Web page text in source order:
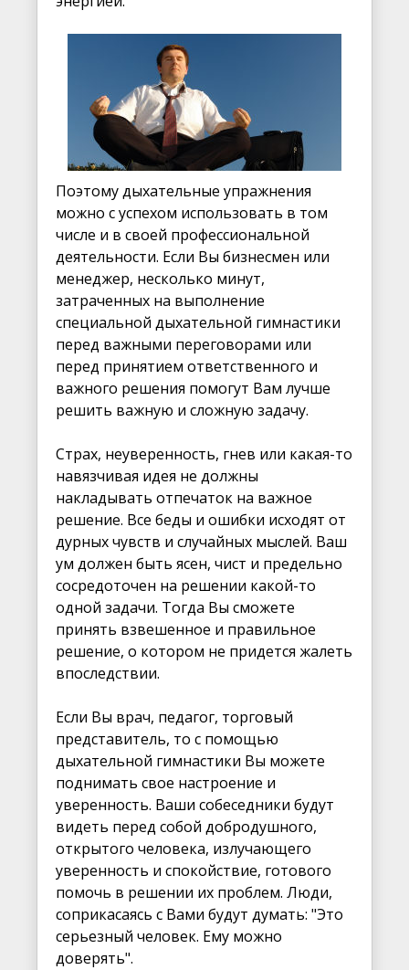
Поэтому дыхательные упражнения
можно с успехом использовать в том
числе и в своей профессиональной
деятельности. Если Вы бизнесмен или
менеджер, несколько минут,
затраченных на выполнение
специальной дыхательной гимнастики
перед важными переговорами или
перед принятием ответственного и
важного решения помогут Вам лучше
решить важную и сложную задачу.
Страх, неуверенность, гнев или какая-то
навязчивая идея не должны
накладывать отпечаток на важное
решение. Все беды и ошибки исходят от
дурных чувств и случайных мыслей. Ваш
ум должен быть ясен, чист и предельно
сосредоточен на решении какой-то
одной задачи. Тогда Вы сможете
принять взвешенное и правильное
решение, о котором не придется жалеть
впоследствии.
Если Вы врач, педагог, торговый
представитель, то с помощью
дыхательной гимнастики Вы можете
поднимать свое настроение и
уверенность. Ваши собеседники будут
видеть перед собой добродушного,
открытого человека, излучающего
уверенность и спокойствие, готового
помочь в решении их проблем. Люди,
соприкасаясь с Вами будут думать: "Это
серьезный человек. Ему можно
доверять".